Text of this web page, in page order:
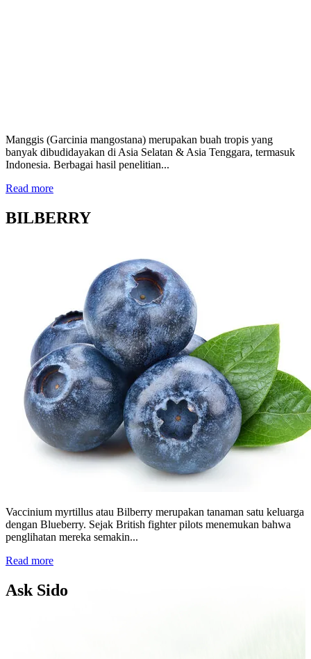
Manggis (Garcinia mangostana) merupakan buah tropis yang
banyak dibudidayakan di Asia Selatan & Asia Tenggara, termasuk
Indonesia. Berbagai hasil penelitian...
Read more
BILBERRY
Vaccinium myrtillus atau Bilberry merupakan tanaman satu keluarga
dengan Blueberry. Sejak British fighter pilots menemukan bahwa
penglihatan mereka semakin...
Read more
Ask Sido